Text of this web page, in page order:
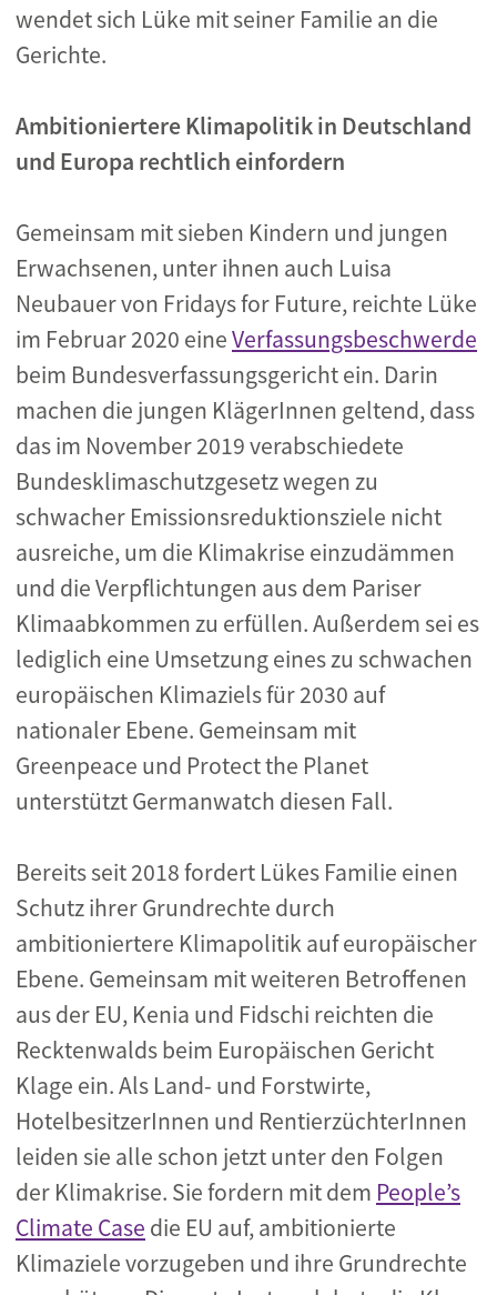
wendet sich Lüke mit seiner Familie an die
Gerichte.
Ambitioniertere Klimapolitik in Deutschland
und Europa rechtlich einfordern
Gemeinsam mit sieben Kindern und jungen
Erwachsenen, unter ihnen auch Luisa
Neubauer von Fridays for Future, reichte Lüke
im Februar 2020 eineVerfassungsbeschwerde
beim Bundesverfassungsgericht ein. Darin
machen die jungen KlägerInnen geltend, dass
das im November 2019 verabschiedete
Bundesklimaschutzgesetz wegen zu
schwacher Emissionsreduktionsziele nicht
ausreiche, um die Klimakrise einzudämmen
und die Verpflichtungen aus dem Pariser
Klimaabkommen zu erfüllen. Außerdem sei es
lediglich eine Umsetzung eines zu schwachen
europäischen Klimaziels für 2030 auf
nationaler Ebene. Gemeinsam mit
Greenpeace und Protect the Planet
unterstützt Germanwatch diesen Fall.
Bereits seit 2018 fordert Lükes Familie einen
Schutz ihrer Grundrechte durch
ambitioniertere Klimapolitik auf europäischer
Ebene. Gemeinsam mit weiteren Betroffenen
aus der EU, Kenia und Fidschi reichten die
Recktenwalds beim Europäischen Gericht
Klage ein. Als Land- und Forstwirte,
HotelbesitzerInnen und RentierzüchterInnen
leiden sie alle schon jetzt unter den Folgen
der Klimakrise. Sie fordern mit dem People’s
Climate Case die EU auf, ambitionierte
Klimaziele vorzugeben und ihre Grundrechte